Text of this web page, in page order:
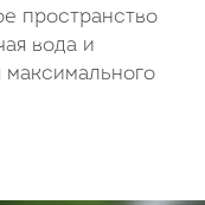
пространство
вода и